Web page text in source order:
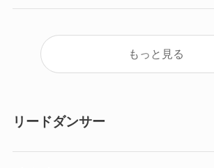
もっと見る
リードダンサー